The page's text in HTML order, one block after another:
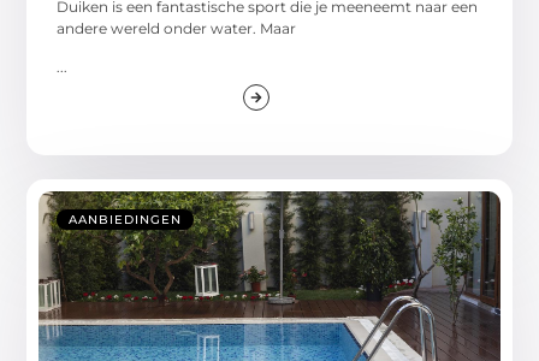
Duiken is een fantastische sport die je meeneemt naar een
andere wereld onder water. Maar
AANBIEDINGEN